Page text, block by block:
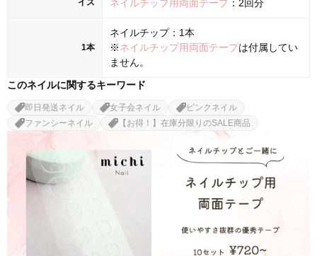
ネイルチップ用両面テープ ：2回分
1本
ネイルチップ：1本
※ネイルチップ用両面テープは付属してい
ません。
このネイルに関するキーワード
即日発送ネイル 女子会ネイル
ピンクネイル
ファンシーネイル
【お得！】在庫分限りのSALE商品